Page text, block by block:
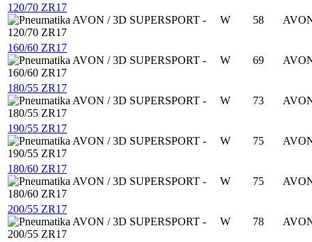
120/70 ZR17
W
58
160/60 ZR17
W
69
180/55 ZR17
W
73
190/55 ZR17
W
75
180/60 ZR17
W
75
200/55 ZR17
W
78